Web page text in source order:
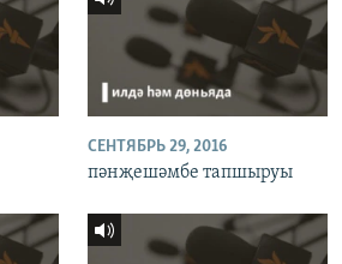
СЕНТЯБРЬ 29, 2016
пәнҗешәмбе тапшыруы